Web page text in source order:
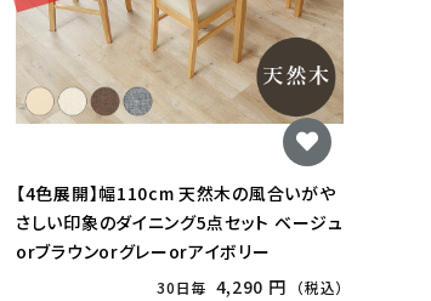
【4色展開】幅110cm 天然木の風合いがや
さしい印象のダイニング5点セット ベージュ
orブラウンorグレーorアイボリー
30日毎 4,290 円 （税込）